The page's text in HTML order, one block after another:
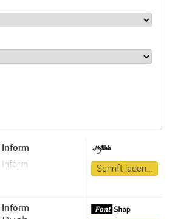
Inform
Inform
Schrift laden…
Inform